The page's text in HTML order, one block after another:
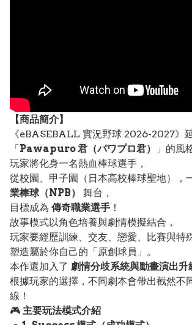
【商品簡介】
《eBASEBALL 實況野球 2026-2027》
「Pawapuro 君（パワプロ君）
」的風
玩家將化身一名熱血棒球選手，
從校園、甲子園（日本高校棒球聖地），
業棒球（NPB）
舞台，
目標成為 傳奇職業選手 ！
故事模式以角色培養與劇情模擬結合，
玩家要經歷訓練、交友、戀愛、比賽與特
塑造屬於你自己的「原創球員」。
本作還加入了 劇情分歧系統與動畫演出升
根據玩家的選擇，不同劇本會帶出截然不
線！
🎮 主要玩法模式介紹